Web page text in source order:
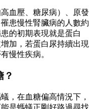
血壓、糖尿病）、原發
患慢性腎臟病的人數約
的初期表現就是蛋白
加，若蛋白尿持續出現
慢性疾病。
？
，在血糖偏高情況下，
是螞蟻正剛好路過尋找